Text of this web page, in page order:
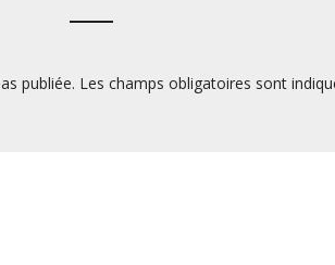
publiée. Les champs obligatoires sont